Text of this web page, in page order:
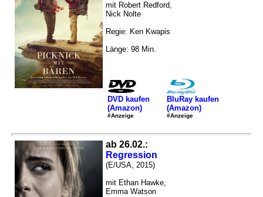
mit Robert Redford,
Nick Nolte
Regie: Ken Kwapis
Länge: 98 Min.
DVD kaufen
(Amazon)
#Anzeige
BluRay kaufen
(Amazon)
#Anzeige
ab 26.02.:
Regression
(E/USA, 2015)
mit Ethan Hawke,
Emma Watson